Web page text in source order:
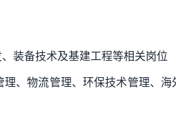
装备技术及基建工程等相关岗位
、物流管理、环保技术管理、